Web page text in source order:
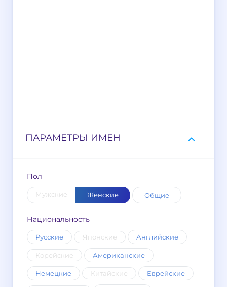
ПАРАМЕТРЫ ИМЕН
Пол
Мужские Женские Общие
Национальность
Русские Японские Английские
Корейские Американские
Немецкие Китайские Еврейские